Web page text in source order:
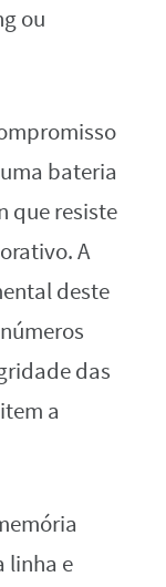
ou
bateria
que resiste
A
deste
das
a
linha e